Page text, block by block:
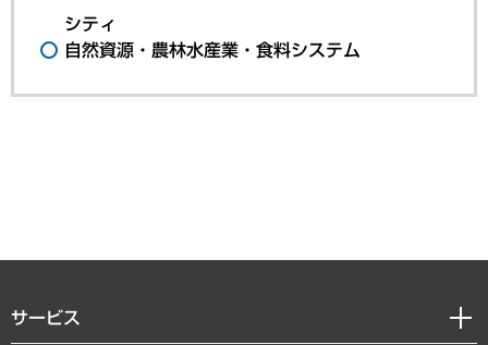
シティ
自然資源・農林水産業・食料システム
サービス